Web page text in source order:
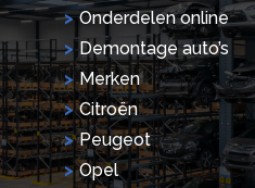
Onderdelen online
Demontage auto’s
Merken
Citroën
Peugeot
Opel